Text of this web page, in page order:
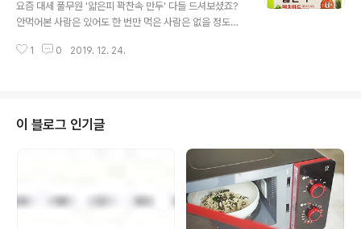
인데요. ASC인증은 무분별한 수산양식을 방지하고 사료,
대한 국제 인증으로 폭넓은 생물 및 환경 관리 기준으로 인
요즘 대세 풀무원 '얇은피 꽉찬속 만두' 다들 드셔보셨죠?
안먹어본 사람은 있어도 한 번만 먹은 사람은 없을 정도로
독성있는 알싸한 매운맛이 일품인 '땡초만두'가 새롭게 출
냉동만두에서도 매운맛을 느낄 수 있다는 말씀!돼지고기와
부추가 어우러진 만두소에 청양고추를 황금 비율로 배합해
담백하면서도 한국인이 즐겨찾는 알싸한 매운맛을 구현했
는데요. 기분 좋게 입맛을 자극하는 매운맛이라 별미 간식
은 물론 안주로도 큰 사랑을 받을 만한 제품이니까요. 혹시
이번 크리스마스 또는 연말을 맞아 간단..
1 0 2019. 12. 24.
이 블로그 인기글